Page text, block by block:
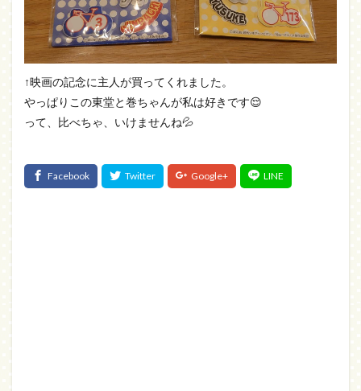
↑映画の記念に主人が買ってくれました。
やっぱりこの東堂と巻ちゃんが私は好きです😌
って、比べちゃ、いけませんね💦